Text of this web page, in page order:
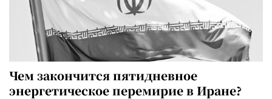
Чем закончится пятидневное
энергетическое перемирие в Иране?